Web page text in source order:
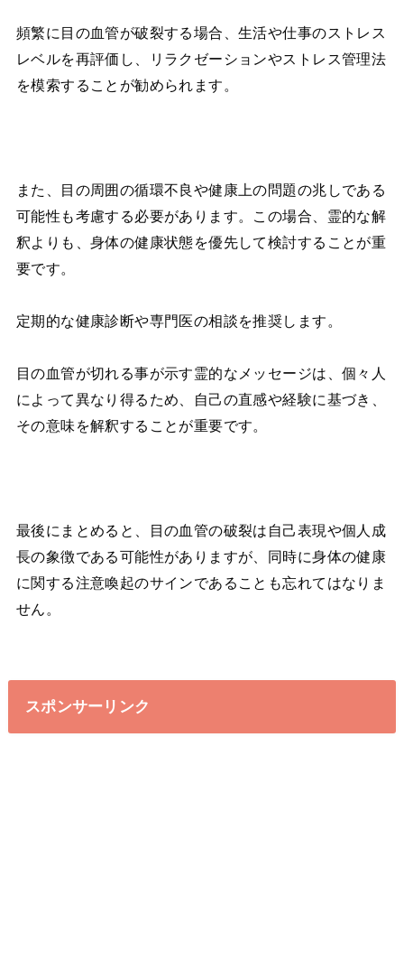
頻繁に目の血管が破裂する場合、生活や仕事のストレス
レベルを再評価し、リラクゼーションやストレス管理法
を模索することが勧められます。
また、目の周囲の循環不良や健康上の問題の兆しである
可能性も考慮する必要があります。この場合、霊的な解
釈よりも、身体の健康状態を優先して検討することが重
要です。
定期的な健康診断や専門医の相談を推奨します。
目の血管が切れる事が示す霊的なメッセージは、個々人
によって異なり得るため、自己の直感や経験に基づき、
その意味を解釈することが重要です。
最後にまとめると、目の血管の破裂は自己表現や個人成
長の象徴である可能性がありますが、同時に身体の健康
に関する注意喚起のサインであることも忘れてはなりま
せん。
スポンサーリンク